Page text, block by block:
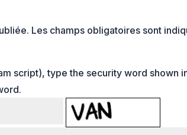
Les champs obligatoires sont
script), type the security word shown